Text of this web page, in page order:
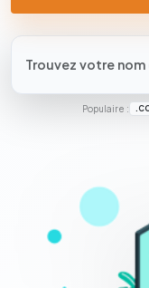
Populaire :